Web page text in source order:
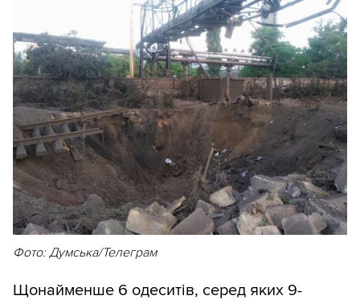
Фото: Думська/Телеграм
Щонайменше 6 одеситів, серед яких 9-